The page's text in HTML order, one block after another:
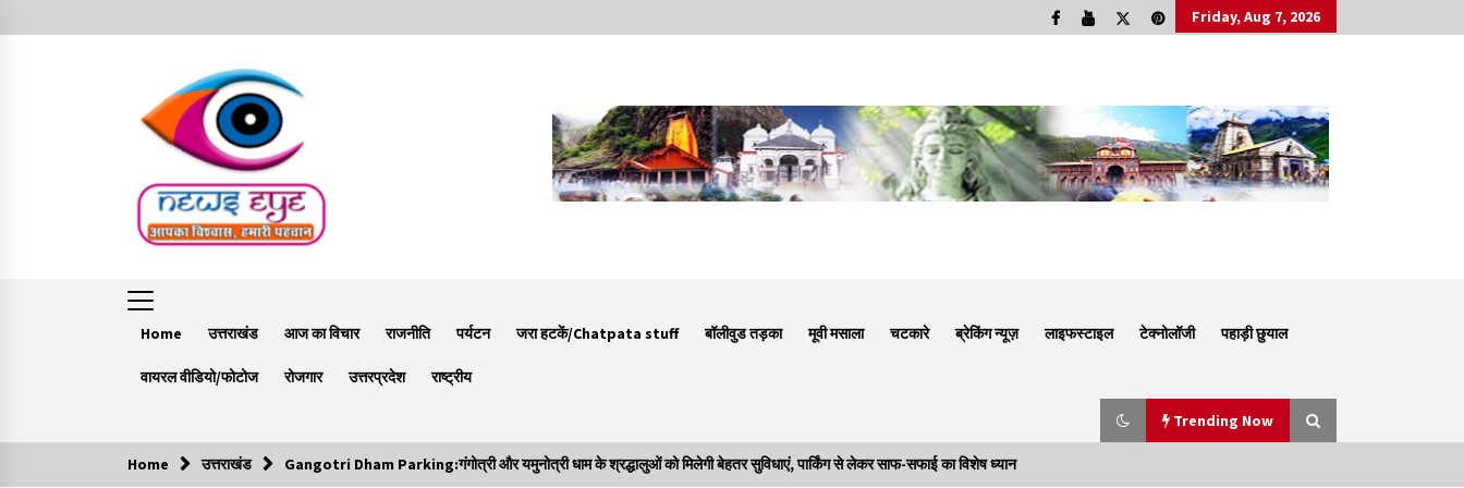
to
Friday, Aug 7, 2026
Home उत्तराखंड आज का विचार राजनीति पर्यटन जरा हटकें/Chatpata stuff बॉलीवुड तड़का मूवी मसाला चटकारे ब्रेकिंग न्यूज़ लाइफस्टाइल टेक्नोलॉजी पहाड़ी छुयाल
वायरल वीडियो/फोटोज रोजगार उत्तरप्रदेश राष्ट्रीय
Trending Now
Trending Now
Home उत्तराखंड Gangotri Dham Parking:गंगोत्री और यमुनोत्री धाम के श्रद्धालुओं को मिलेगी बेहतर सुविधाएं, पार्किंग से लेकर साफ-सफाई का विशेष ध्यान